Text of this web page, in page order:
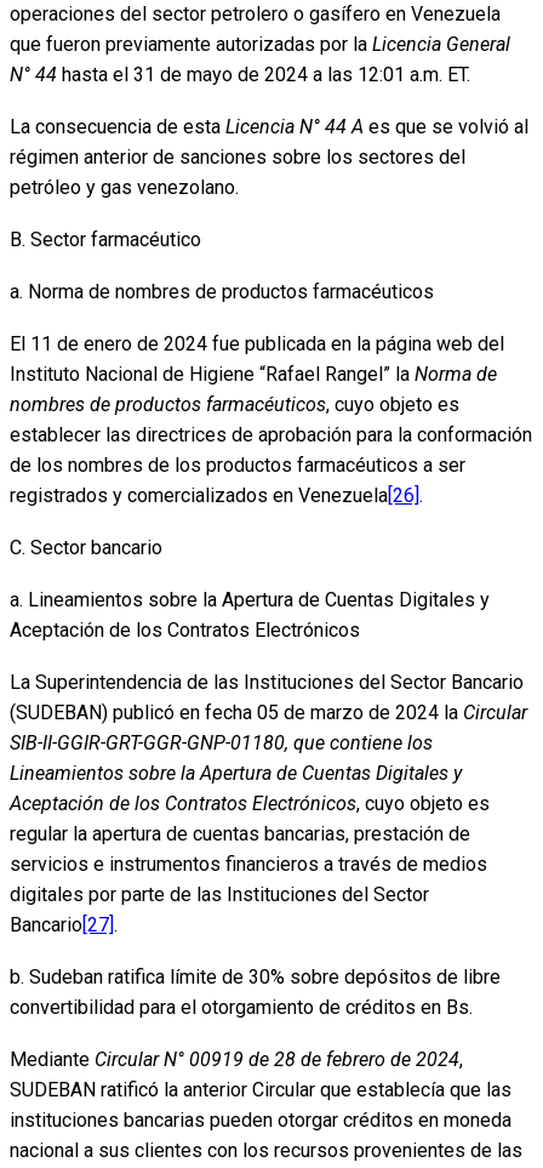
operaciones del sector petrolero o gasífero en Venezuela
que fueron previamente autorizadas por la Licencia General
N° 44 hasta el 31 de mayo de 2024 a las 12:01 a.m. ET.
La consecuencia de esta Licencia N° 44 A es que se volvió al
régimen anterior de sanciones sobre los sectores del
petróleo y gas venezolano.
B. Sector farmacéutico
a. Norma de nombres de productos farmacéuticos
El 11 de enero de 2024 fue publicada en la página web del
Instituto Nacional de Higiene “Rafael Rangel” la Norma de
nombres de productos farmacéuticos, cuyo objeto es
establecer las directrices de aprobación para la conformación
de los nombres de los productos farmacéuticos a ser
registrados y comercializados en Venezuela [26] .
C. Sector bancario
a. Lineamientos sobre la Apertura de Cuentas Digitales y
Aceptación de los Contratos Electrónicos
La Superintendencia de las Instituciones del Sector Bancario
(SUDEBAN) publicó en fecha 05 de marzo de 2024 la Circular
SIB-II-GGIR-GRT-GGR-GNP-01180, que contiene los
Lineamientos sobre la Apertura de Cuentas Digitales y
Aceptación de los Contratos Electrónicos, cuyo objeto es
regular la apertura de cuentas bancarias, prestación de
servicios e instrumentos financieros a través de medios
digitales por parte de las Instituciones del Sector
Bancario [27] .
b. Sudeban ratifica límite de 30% sobre depósitos de libre
convertibilidad para el otorgamiento de créditos en Bs.
Mediante Circular N° 00919 de 28 de febrero de 2024,
SUDEBAN ratificó la anterior Circular que establecía que las
instituciones bancarias pueden otorgar créditos en moneda
nacional a sus clientes con los recursos provenientes de las